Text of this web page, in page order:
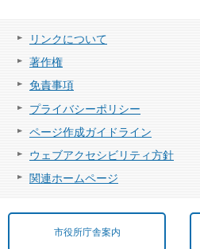
リンクについて
著作権
免責事項
プライバシーポリシー
ページ作成ガイドライン
ウェブアクセシビリティ方針
関連ホームページ
市役所庁舎案内